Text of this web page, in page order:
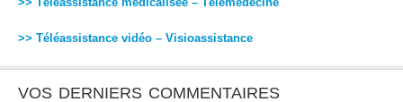
>> Téléassistance vidéo – Visioassistance
VOS DERNIERS COMMENTAIRES